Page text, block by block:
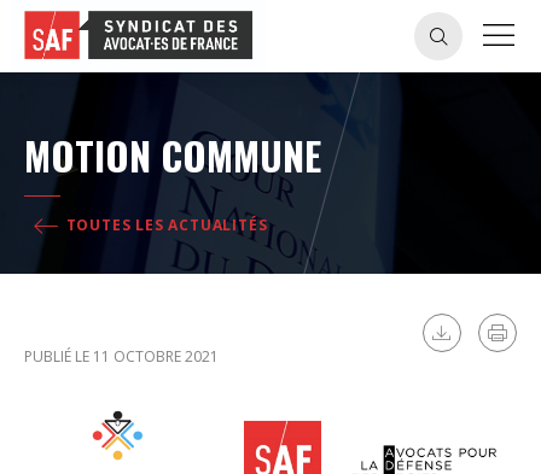
MOTION COMMUNE
TOUTES LES ACTUALITÉS
PUBLIÉ LE 11 OCTOBRE 2021